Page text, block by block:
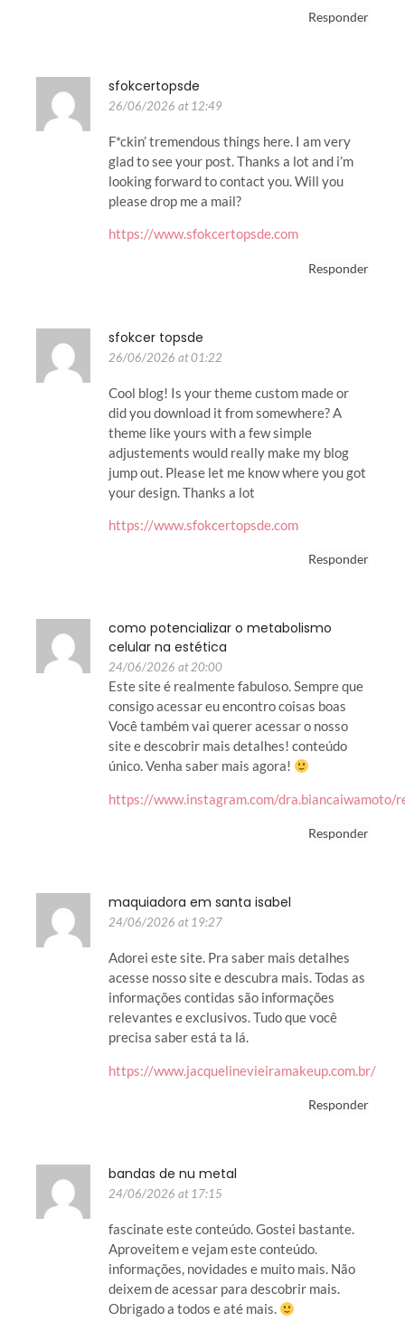
Responder
sfokcertopsde
26/06/2026 at 12:49
F*ckin’ tremendous things here. I am very
glad to see your post. Thanks a lot and i’m
looking forward to contact you. Will you
please drop me a mail?
https://www.sfokcertopsde.com
Responder
sfokcer topsde
26/06/2026 at 01:22
Cool blog! Is your theme custom made or
did you download it from somewhere? A
theme like yours with a few simple
adjustements would really make my blog
jump out. Please let me know where you got
your design. Thanks a lot
https://www.sfokcertopsde.com
Responder
como potencializar o metabolismo
celular na estética
24/06/2026 at 20:00
Este site é realmente fabuloso. Sempre que
consigo acessar eu encontro coisas boas
Você também vai querer acessar o nosso
site e descobrir mais detalhes! conteúdo
único. Venha saber mais agora!
https://www.instagram.com/dra.biancaiwamoto/
Responder
maquiadora em santa isabel
24/06/2026 at 19:27
Adorei este site. Pra saber mais detalhes
acesse nosso site e descubra mais. Todas as
informações contidas são informações
relevantes e exclusivos. Tudo que você
precisa saber está ta lá.
https://www.jacquelinevieiramakeup.com.br/
Responder
bandas de nu metal
24/06/2026 at 17:15
fascinate este conteúdo. Gostei bastante.
Aproveitem e vejam este conteúdo.
informações, novidades e muito mais. Não
deixem de acessar para descobrir mais.
Obrigado a todos e até mais.